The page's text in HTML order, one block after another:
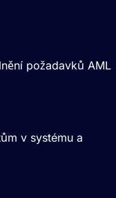
požadavků AML
v systému a